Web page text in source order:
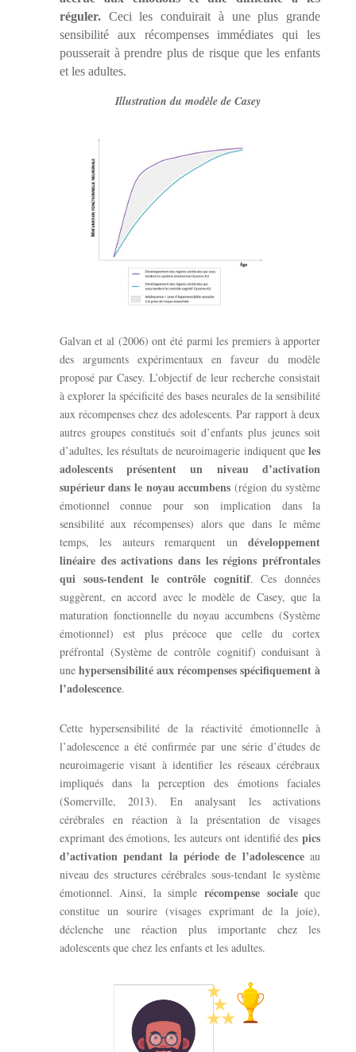
réguler.Ceci les conduirait à une plus grande
sensibilité aux récompenses immédiates qui les
pousserait à prendre plus de risque que les enfants
et les adultes.
Illustration du modèle de Casey
Galvan et al (2006) ont été parmi les premiers à apporter
des arguments expérimentaux en faveur du modèle
proposé par Casey. L’objectif de leur recherche consistait
à explorer la spécificité des bases neurales de la sensibilité
aux récompenses chez des adolescents. Par rapport à deux
autres groupes constitués soit d’enfants plus jeunes soit
d’adultes, les résultats de neuroimagerie indiquent queles
adolescents présentent un niveau d’activation
supérieur dans le noyau accumbens (région du système
émotionnel connue pour son implication dans la
sensibilité aux récompenses) alors que dans le même
temps, les auteurs remarquent undéveloppement
linéaire des activations dans les régions préfrontales
qui sous-tendent le contrôle cognitif. Ces données
suggèrent, en accord avec le modèle de Casey, que la
maturation fonctionnelle du noyau accumbens (Système
émotionnel) est plus précoce que celle du cortex
préfrontal (Système de contrôle cognitif) conduisant à
une hypersensibilité aux récompenses spécifiquement à
l’adolescence.
Cette hypersensibilité de la réactivité émotionnelle à
l’adolescence a été confirmée par une série d’études de
neuroimagerie visant à identifier les réseaux cérébraux
impliqués dans la perception des émotions faciales
(Somerville, 2013). En analysant les activations
cérébrales en réaction à la présentation de visages
exprimant des émotions, les auteurs ont identifié despics
d’activation pendant la période de l’adolescenceau
niveau des structures cérébrales sous-tendant le système
émotionnel. Ainsi, la simplerécompense socialeque
constitue un sourire (visages exprimant de la joie),
déclenche une réaction plus importante chez les
adolescents que chez les enfants et les adultes.